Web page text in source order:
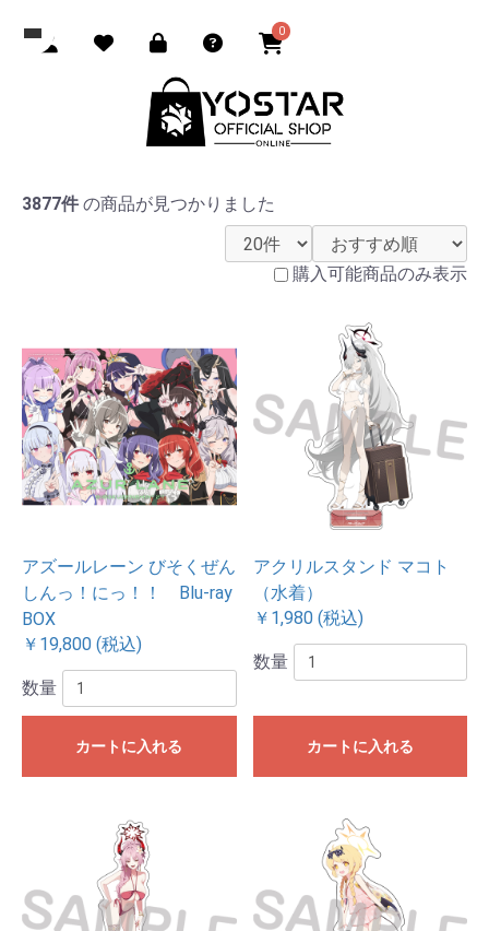
0
3877件 の商品が見つかりました
購入可能商品のみ表示
アズールレーン びそくぜん
しんっ！にっ！！ Blu-ray
BOX
￥19,800 (税込)
数量
カートに入れる
アクリルスタンド マコト
（水着）
￥1,980 (税込)
数量
カートに入れる